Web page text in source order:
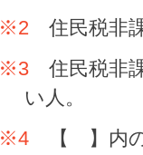
※2 住民税非
※3 住民税非
い人。
※4 【 】内の